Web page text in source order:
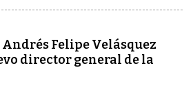
Andrés Felipe Velásquez
director general de la